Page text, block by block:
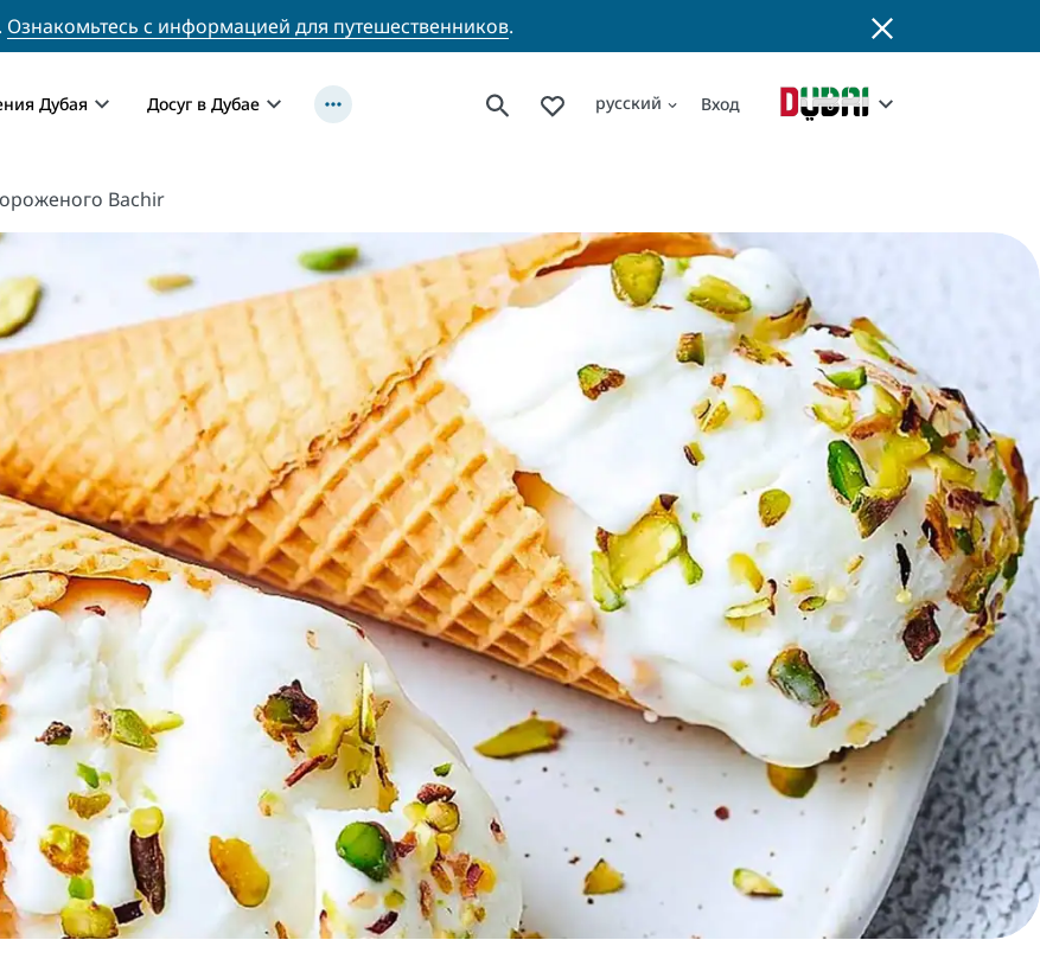
Ознакомьтесь с информацией для путешественников.
Дубая Досуг в Дубае русский Вход
Bachir